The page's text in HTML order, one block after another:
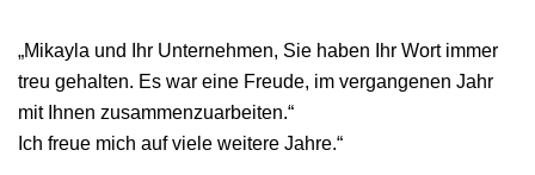
„Mikayla und Ihr Unternehmen, Sie haben Ihr Wort immer
treu gehalten. Es war eine Freude, im vergangenen Jahr
mit Ihnen zusammenzuarbeiten.“
Ich freue mich auf viele weitere Jahre.“